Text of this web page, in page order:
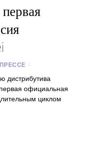
ПРЕССЕ /
дистрибутива
официальная
циклом